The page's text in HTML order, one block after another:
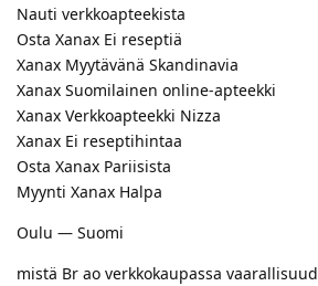
Nauti verkkoapteekista
Osta Xanax Ei reseptiä
Xanax Myytävänä Skandinavia
Xanax Suomilainen online-apteekki
Xanax Verkkoapteekki Nizza
Xanax Ei reseptihintaa
Osta Xanax Pariisista
Myynti Xanax Halpa
Oulu — Suomi
mistä Br ao verkkokaupassa